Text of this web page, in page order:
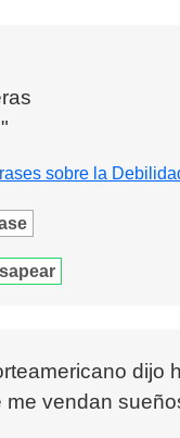
sobre la
dijo
me vendan